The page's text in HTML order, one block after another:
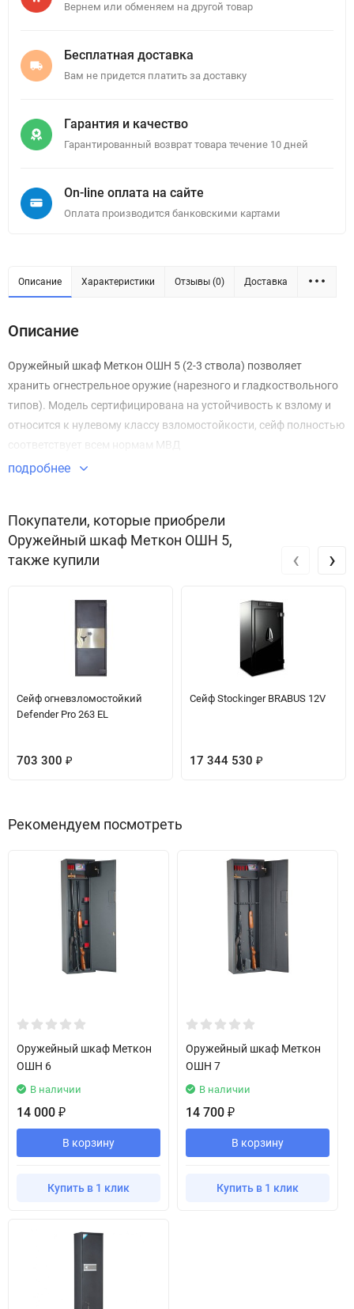
Вернем или обменяем на другой товар
Бесплатная доставка
Вам не придется платить за доставку
Гарантия и качество
Гарантированный возврат товара течение 10 дней
On-line оплата на сайте
Оплата производится банковскими картами
Описание Характеристики Отзывы (0) Доставка
Описание
Оружейный шкаф Меткон ОШН 5 (2-3 ствола) позволяет
хранить огнестрельное оружие (нарезного и гладкоствольного
типов). Модель сертифицирована на устойчивость к взлому и
относится к нулевому классу взломостойкости, сейф полностью
соответствует всем нормам МВД
подробнее
Покупатели, которые приобрели
Оружейный шкаф Меткон ОШН 5,
также купили
Сейф огневзломостойкий
Defender Pro 263 EL
703 300 ₽
Сейф Stockinger BRABUS 12V
17 344 530 ₽
‹ ›
Рекомендуем посмотреть
Оружейный шкаф Меткон
ОШН 6
В наличии
14 000 ₽
В корзину
Купить в 1 клик
Оружейный шкаф Меткон
ОШН 7
В наличии
14 700 ₽
В корзину
Купить в 1 клик